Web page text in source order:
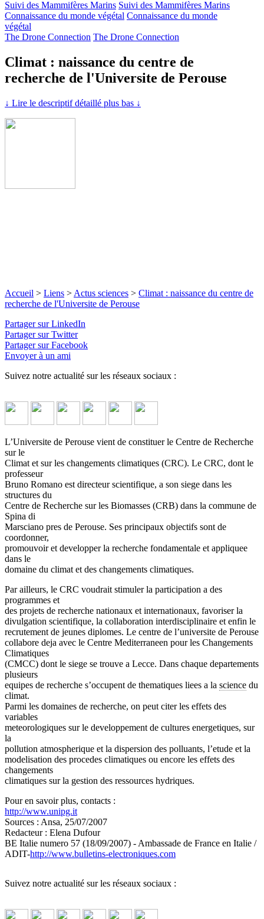
Suivi des Mammifères Marins Suivi des Mammifères Marins
Connaissance du monde végétal Connaissance du monde
végétal
The Drone Connection The Drone Connection
Climat : naissance du centre de
recherche de l'Universite de Perouse
↓ Lire le descriptif détaillé plus bas ↓
Accueil > Liens > Actus sciences > Climat : naissance du centre de
recherche de l'Universite de Perouse
Partager sur LinkedIn
Partager sur Twitter
Partager sur Facebook
Envoyer à un ami
Suivez notre actualité sur les réseaux sociaux :
L’Universite de Perouse vient de constituer le Centre de Recherche
sur le
Climat et sur les changements climatiques (CRC). Le CRC, dont le
professeur
Bruno Romano est directeur scientifique, a son siege dans les
structures du
Centre de Recherche sur les Biomasses (CRB) dans la commune de
Spina di
Marsciano pres de Perouse. Ses principaux objectifs sont de
coordonner,
promouvoir et developper la recherche fondamentale et appliquee
dans le
domaine du climat et des changements climatiques.
Par ailleurs, le CRC voudrait stimuler la participation a des
programmes et
des projets de recherche nationaux et internationaux, favoriser la
divulgation scientifique, la collaboration interdisciplinaire et enfin le
recrutement de jeunes diplomes. Le centre de l’universite de Perouse
collabore deja avec le Centre Mediterraneen pour les Changements
Climatiques
(CMCC) dont le siege se trouve a Lecce. Dans chaque departements
plusieurs
equipes de recherche s’occupent de thematiques liees a la science du
climat.
Parmi les domaines de recherche, on peut citer les effets des
variables
meteorologiques sur le developpement de cultures energetiques, sur
la
pollution atmospherique et la dispersion des polluants, l’etude et la
modelisation des procedes climatiques ou encore les effets des
changements
climatiques sur la gestion des ressources hydriques.
Pour en savoir plus, contacts :
http://www.unipg.it
Sources : Ansa, 25/07/2007
Redacteur : Elena Dufour
BE Italie numero 57 (18/09/2007) - Ambassade de France en Italie /
ADIT-http://www.bulletins-electroniques.com
Suivez notre actualité sur les réseaux sociaux :